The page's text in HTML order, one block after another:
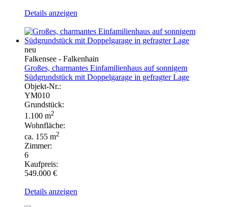
Details anzeigen
neu
Falkensee - Falkenhain
Großes, charmantes Einfamilienhaus auf sonnigem
Südgrundstück mit Doppelgarage in gefragter Lage
Objekt-Nr.:
YM010
Grundstück:
1.100 m2
Wohnfläche:
ca. 155 m2
Zimmer:
6
Kaufpreis:
549.000 €
Details anzeigen